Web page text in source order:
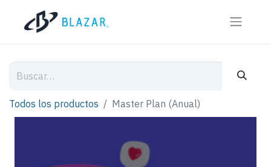
Todos los productos Master Plan (Anual)